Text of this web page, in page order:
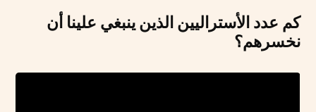
كم عدد الأستراليين الذين ينبغي علينا أن
نخسرهم؟